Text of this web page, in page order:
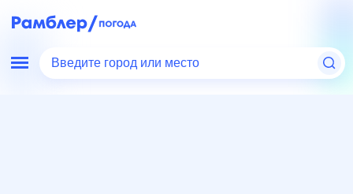
Введите город или место